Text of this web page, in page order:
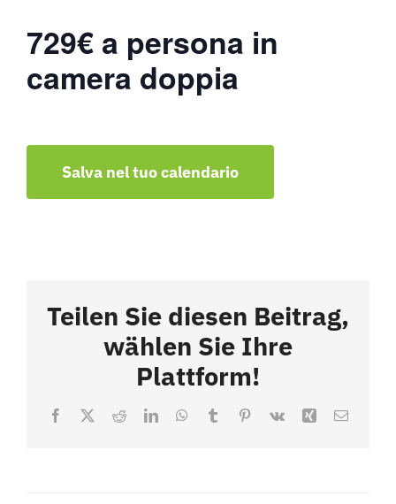
729€ a persona in
camera doppia
Salva nel tuo calendario
Teilen Sie diesen Beitrag,
wählen Sie Ihre
Plattform!
Facebook
X RedditLinkedInWhatsApp
TumblrPinterest
Vk Xing Email